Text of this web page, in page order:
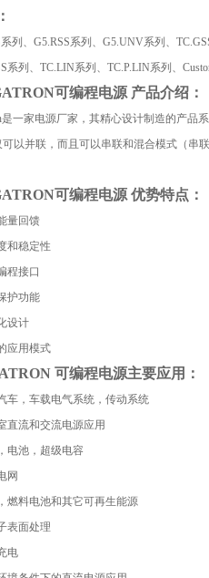
系列、 G5.RSS系列、 G5.UNV系列、
系列、 TC.LIN系列、 TC.P.LIN系列、
可编程电源 产品介绍：
是一家电源厂家，其精心设计制造的产品
以并联，而且可以串联和混合模式（串
可编程电源 优势特点：
量回馈
和稳定性
程接口
护功能
设计
应用模式
可编程电源主要应用：
车，车载电气系统，传动系统
直流和交流电源应用
电池，超级电容
网
燃料电池和其它可再生能源
表面处理
电